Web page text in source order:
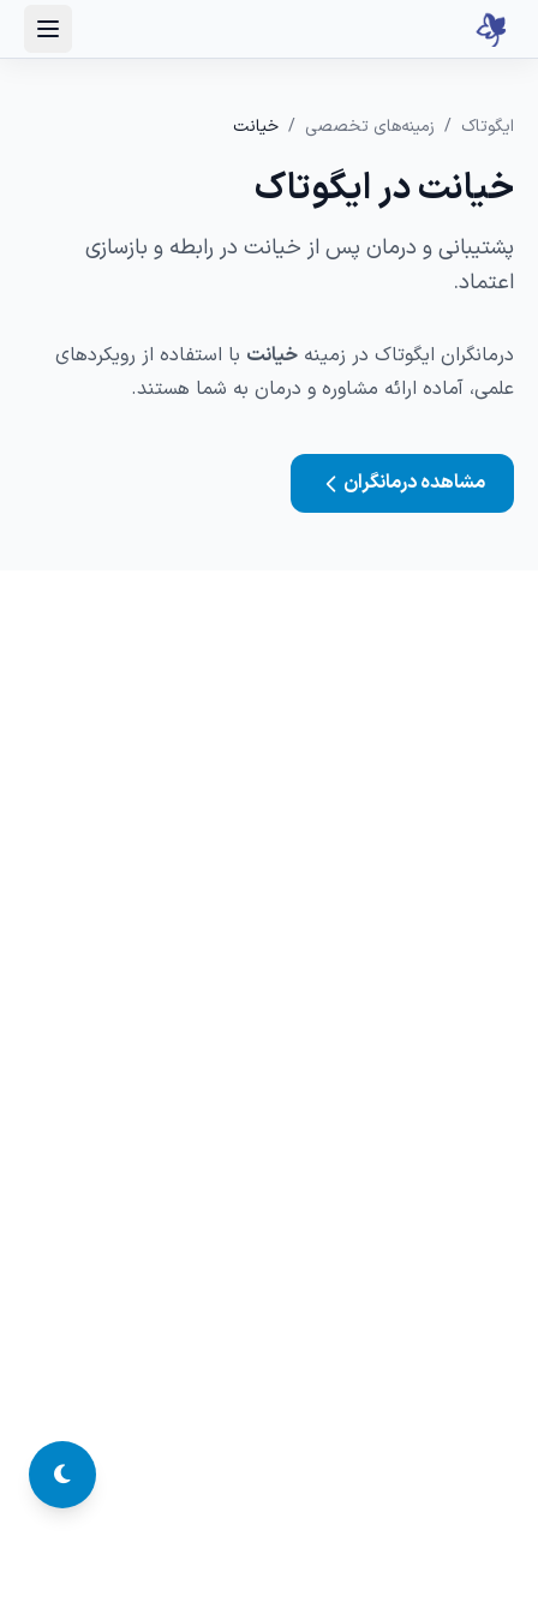
ایگوتاک / زمینه‌های تخصصی / خیانت
خیانت در ایگوتاک
پشتیبانی و درمان پس از خیانت در رابطه و بازسازی
اعتماد.
درمانگران ایگوتاک در زمینه خیانت با استفاده از رویکردهای
علمی، آماده ارائه مشاوره و درمان به شما هستند.
مشاهده درمانگران